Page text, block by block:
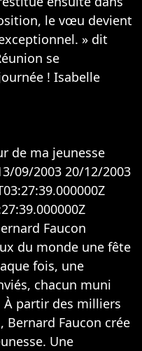
le vœu devient
» dit
se
! Isabelle
de ma jeunesse
09/2003 20/12/2003
Faucon
du monde une fête
fois, une
chacun muni
partir des milliers
Faucon crée
Une